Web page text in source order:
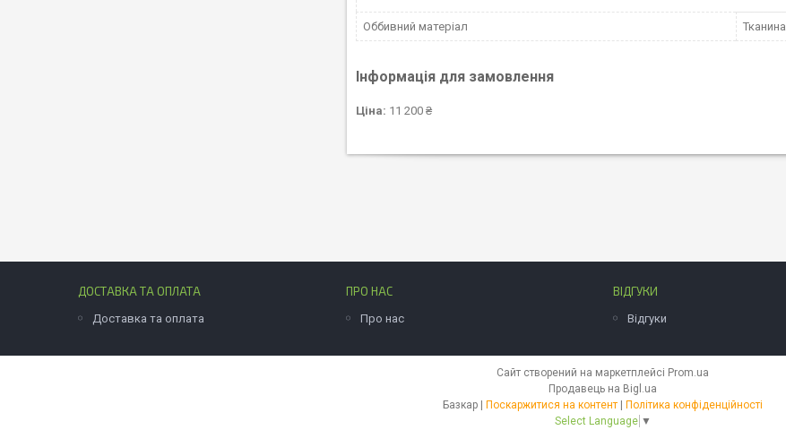
Оббивний матеріал Тканина
Інформація для замовлення
Ціна: 11 200 ₴
ДОСТАВКА ТА ОПЛАТА
Доставка та оплата
ПРО НАС
Про нас
ВІДГУКИ
Відгуки
Сайт створений на маркетплейсі Prom.ua
Продавець на Bigl.ua
Базкар | Поскаржитися на контент | Політика конфіденційності
Select Language ▼